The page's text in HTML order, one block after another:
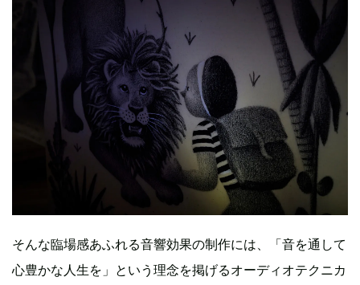
そんな臨場感あふれる音響効果の制作には、「音を通して
心豊かな人生を」という理念を掲げるオーディオテクニカ